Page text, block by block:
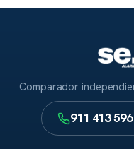
Comparador
911 413